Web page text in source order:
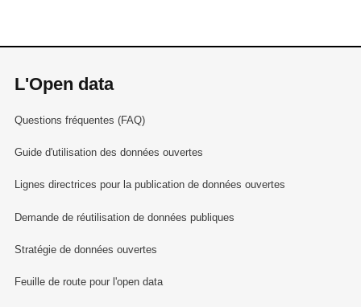
L'Open data
Questions fréquentes (FAQ)
Guide d'utilisation des données ouvertes
Lignes directrices pour la publication de données ouvertes
Demande de réutilisation de données publiques
Stratégie de données ouvertes
Feuille de route pour l'open data